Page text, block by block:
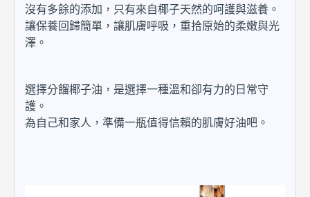
沒有多餘的添加，只有來自椰子天然的呵護與滋養。
讓保養回歸簡單，讓肌膚呼吸，重拾原始的柔嫩與光
澤。
選擇分餾椰子油，是選擇一種溫和卻有力的日常守
護。
為自己和家人，準備一瓶值得信賴的肌膚好油吧。